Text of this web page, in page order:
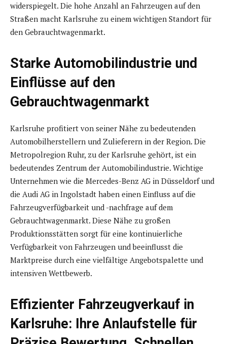
widerspiegelt. Die hohe Anzahl an Fahrzeugen auf den
Straßen macht Karlsruhe zu einem wichtigen Standort für
den Gebrauchtwagenmarkt.
Starke Automobilindustrie und
Einflüsse auf den
Gebrauchtwagenmarkt
Karlsruhe profitiert von seiner Nähe zu bedeutenden
Automobilherstellern und Zulieferern in der Region. Die
Metropolregion Ruhr, zu der Karlsruhe gehört, ist ein
bedeutendes Zentrum der Automobilindustrie. Wichtige
Unternehmen wie die Mercedes-Benz AG in Düsseldorf und
die Audi AG in Ingolstadt haben einen Einfluss auf die
Fahrzeugverfügbarkeit und -nachfrage auf dem
Gebrauchtwagenmarkt. Diese Nähe zu großen
Produktionsstätten sorgt für eine kontinuierliche
Verfügbarkeit von Fahrzeugen und beeinflusst die
Marktpreise durch eine vielfältige Angebotspalette und
intensiven Wettbewerb.
Effizienter Fahrzeugverkauf in
Karlsruhe: Ihre Anlaufstelle für